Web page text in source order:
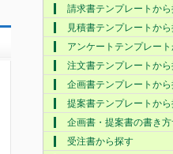
請求書テンプレートか
見積書テンプレートか
アンケートテンプレー
注文書テンプレートか
企画書テンプレートか
提案書テンプレートか
企画書・提案書の書き
受注書から探す